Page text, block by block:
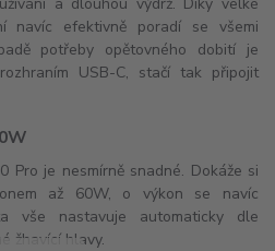
a dlouhou výdrž. Díky velké
navíc efektivně poradí se všemi
potřeby opětovného dobití je
USB-C, stačí tak připojit
Pro je nesmírně snadné. Dokáže si
až 60W, o výkon se navíc
vše nastavuje automaticky dle
žhavící hlavy.